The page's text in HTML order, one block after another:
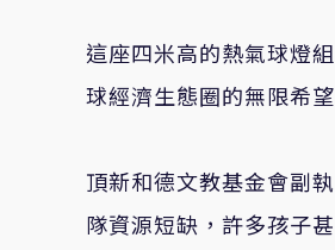
這座四米高的熱氣球燈
球經濟生態圈的無限希
頂新和德文教基金會副
隊資源短缺，許多孩子